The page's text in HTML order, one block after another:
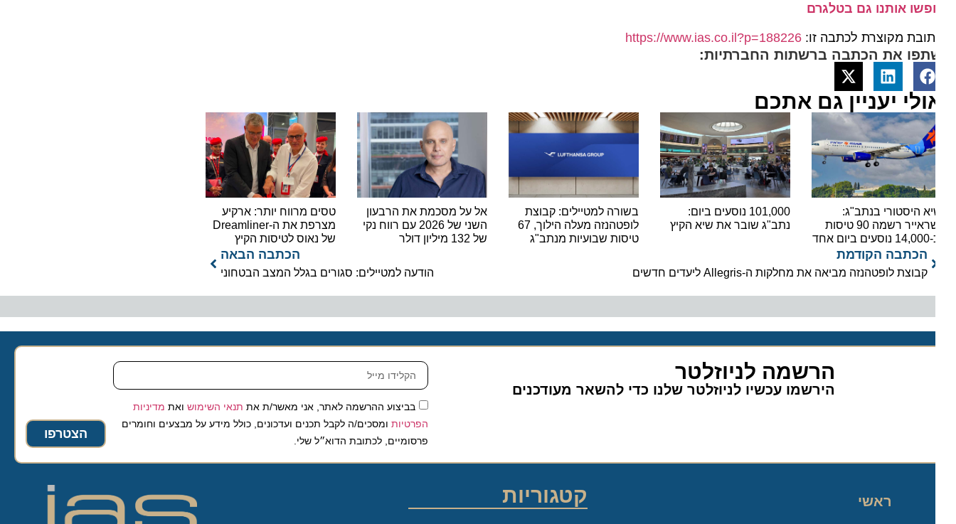
אותנו גם בטלגרם
מקוצרת לכתבה זו:https://www.ias.co.il?p=188226
את הכתבה ברשתות החברתיות:
יעניין גם אתכם
היסטורי בנתב"ג:
ישראייר רשמה 90 טיסות
101,000 נוסעים ביום:
נתב"ג שובר את שיא הקיץ
בשורה למטיילים: קבוצת
לופטהנזה מעלה הילוך, 67
טיסות שבועיות מנתב"ג
אל על מסכמת את הרבעון
השני של 2026 עם רווח נקי
טסים מרווח יותר: ארקיע
מצרפת את ה-Dreamliner
של נאוס לטיסות הקיץ
הכתבה הקודמת
קבוצת לופטהנזה מביאה את מחלקות ה-Allegris ליעדים חדשים
הכתבה הבאה
הודעה למטיילים: סגורים בגלל המצב הבטחוני
הרשמה לניוזלטר
הירשמו עכשיו לניוזלטר שלנו כדי להשאר מעודכנים
בביצוע ההרשמה לאתר, אני מאשר/ת אתתנאי השימושואת מדיניות
הפרטיותומסכים/ה לקבל תכנים ועדכונים, כולל מידע על מבצעים וחומרים
פרסומיים, לכתובת הדוא״ל שלי.
הצטרפו
ראשי קטגוריות